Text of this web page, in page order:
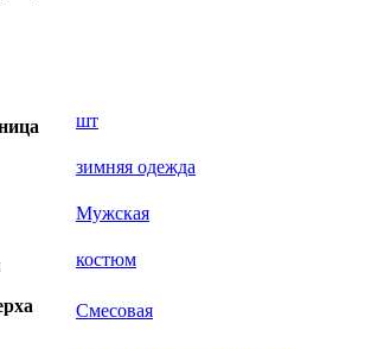
шт
зимняя одежда
Мужская
костюм
Смесовая